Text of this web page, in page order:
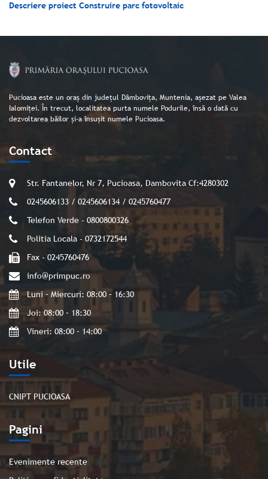
Descriere proiect Construire parc fotovoltaic
Pucioasa este un oraș din județul Dâmbovița, Muntenia, așezat pe Valea
Ialomiței. În trecut, localitatea purta numele Podurile, însă o dată cu
dezvoltarea băilor și-a însușit numele Pucioasa.
Utile
CNIPT PUCIOASA
Pagini
Evenimente recente
Contact
Str. Fantanelor, Nr 7, Pucioasa, Dambovita Cf:4280302
0245606133 / 0245606134 / 0245760477
Telefon Verde - 0800800326
Politia Locala - 0732172544
Fax - 0245760476
info@primpuc.ro
Luni – Miercuri: 08:00 – 16:30
Joi: 08:00 – 18:30
Vineri: 08:00 – 14:00